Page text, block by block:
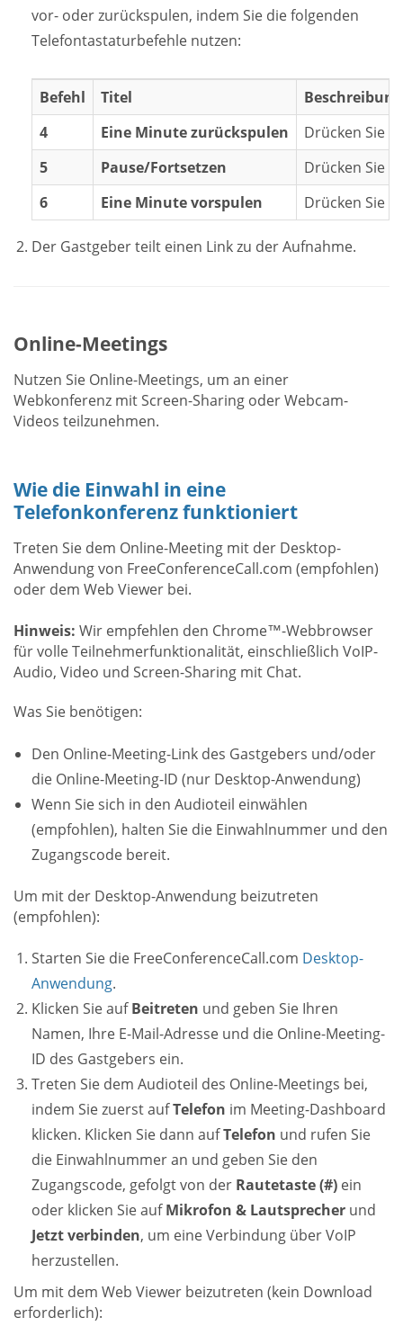
vor- oder zurückspulen, indem Sie die folgenden
Telefontastaturbefehle nutzen:
Befehl Titel
Beschreibung
4
Eine Minute zurückspulen
Drücken Sie
5
Pause/Fortsetzen
Drücken Sie
6
Eine Minute vorspulen Drücken Sie
Der Gastgeber teilt einen Link zu der Aufnahme.
Online-Meetings
Nutzen Sie Online-Meetings, um an einer
Webkonferenz mit Screen-Sharing oder Webcam-
Videos teilzunehmen.
Wie die Einwahl in eine
Telefonkonferenz funktioniert
Treten Sie dem Online-Meeting mit der Desktop-
Anwendung von FreeConferenceCall.com (empfohlen)
oder dem Web Viewer bei.
Hinweis: Wir empfehlen den Chrome™-Webbrowser
für volle Teilnehmerfunktionalität, einschließlich VoIP-
Audio, Video und Screen-Sharing mit Chat.
Was Sie benötigen:
Den Online-Meeting-Link des Gastgebers und/oder
die Online-Meeting-ID (nur Desktop-Anwendung)
Wenn Sie sich in den Audioteil einwählen
(empfohlen), halten Sie die Einwahlnummer und den
Zugangscode bereit.
Um mit der Desktop-Anwendung beizutreten
(empfohlen):
Starten Sie die FreeConferenceCall.com Desktop-
Anwendung.
Klicken Sie aufBeitreten und geben Sie Ihren
Namen, Ihre E-Mail-Adresse und die Online-Meeting-
ID des Gastgebers ein.
Treten Sie dem Audioteil des Online-Meetings bei,
indem Sie zuerst aufTelefon im Meeting-Dashboard
klicken. Klicken Sie dann aufTelefon und rufen Sie
die Einwahlnummer an und geben Sie den
Zugangscode, gefolgt von der Rautetaste (#) ein
oder klicken Sie aufMikrofon & Lautsprecher und
Jetzt verbinden, um eine Verbindung über VoIP
herzustellen.
Um mit dem Web Viewer beizutreten (kein Download
erforderlich):